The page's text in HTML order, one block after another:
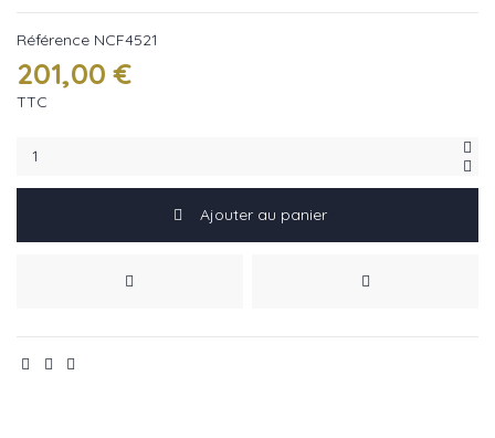
Référence NCF4521
201,00 €
TTC
Ajouter au panier